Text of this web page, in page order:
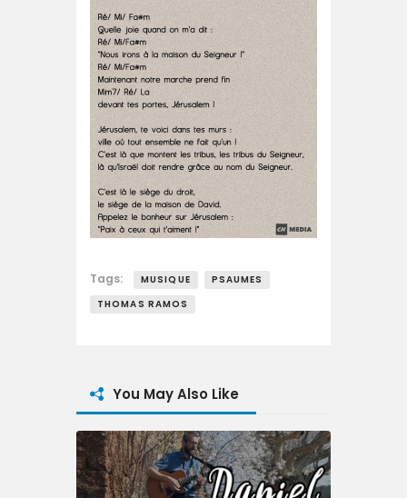
Tags: MUSIQUE
PSAUMES
THOMAS RAMOS
You May Also Like